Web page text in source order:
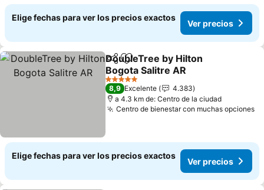
Elige fechas para ver los precios exactos
Ver precios
CompartirAgregar a favoritos
DoubleTree by Hilton
Bogota Salitre AR
Ver precios
5 Estrellas
8,9 Excelente
4.383
a 4.3 km de: Centro de la ciudad
Centro de bienestar con muchas opciones
Elige fechas para ver los precios exactos
Ver precios